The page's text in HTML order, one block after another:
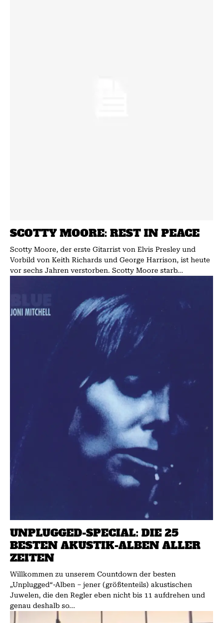
SCOTTY MOORE: REST IN PEACE
Scotty Moore, der erste Gitarrist von Elvis Presley und
Vorbild von Keith Richards und George Harrison, ist heute
vor sechs Jahren verstorben. Scotty Moore starb...
UNPLUGGED-SPECIAL: DIE 25
BESTEN AKUSTIK-ALBEN ALLER
ZEITEN
Willkommen zu unserem Countdown der besten
„Unplugged“-Alben – jener (größtenteils) akustischen
Juwelen, die den Regler eben nicht bis 11 aufdrehen und
genau deshalb so...